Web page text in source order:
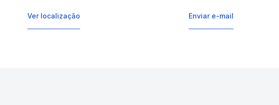
Ver localização Enviar e-mail